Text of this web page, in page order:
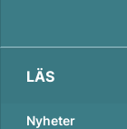
LÄS
Nyheter